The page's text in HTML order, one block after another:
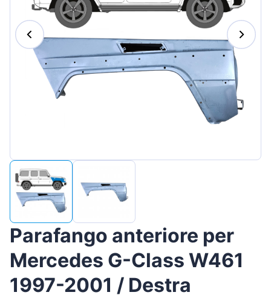
Magyar
Hrvatski
Português
Parafango anteriore per
Mercedes G-Class W461
1997-2001 / Destra